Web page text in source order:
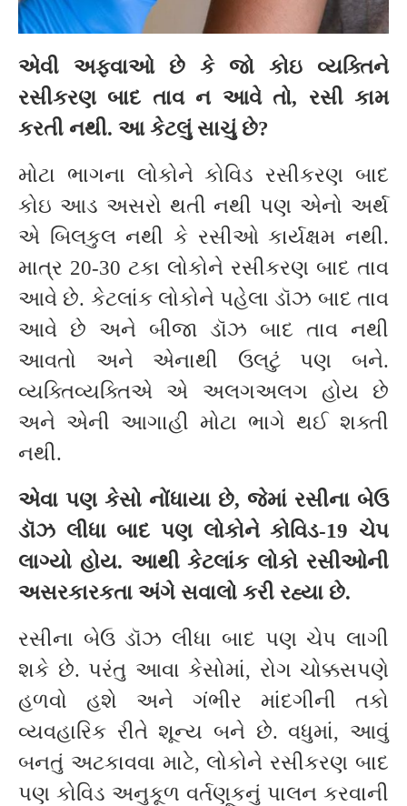
એવી અફવાઓ છે કે જો કોઇ વ્યક્તિને
રસીકરણ બાદ તાવ ન આવે તો, રસી કામ
કરતી નથી. આ કેટલું સાચું છે?
મોટા ભાગના લોકોને કોવિડ રસીકરણ બાદ
કોઇ આડ અસરો થતી નથી પણ એનો અર્થ
એ બિલકુલ નથી કે રસીઓ કાર્યક્ષમ નથી.
માત્ર 20-30 ટકા લોકોને રસીકરણ બાદ તાવ
આવે છે. કેટલાંક લોકોને પહેલા ડૉઝ બાદ તાવ
આવે છે અને બીજા ડૉઝ બાદ તાવ નથી
આવતો અને એનાથી ઉલટું પણ બને.
વ્યક્તિવ્યક્તિએ એ અલગઅલગ હોય છે
અને એની આગાહી મોટા ભાગે થઈ શક્તી
નથી.
એવા પણ કેસો નોંધાયા છે, જેમાં રસીના બેઉ
ડૉઝ લીધા બાદ પણ લોકોને કોવિડ-19 ચેપ
લાગ્યો હોય. આથી કેટલાંક લોકો રસીઓની
અસરકારકતા અંગે સવાલો કરી રહ્યા છે.
રસીના બેઉ ડૉઝ લીધા બાદ પણ ચેપ લાગી
શકે છે. પરંતુ આવા કેસોમાં, રોગ ચોક્કસપણે
હળવો હશે અને ગંભીર માંદગીની તકો
વ્યવહારિક રીતે શૂન્ય બને છે. વધુમાં, આવું
બનતું અટકાવવા માટે, લોકોને રસીકરણ બાદ
પણ કોવિડ અનુકૂળ વર્તણૂકનું પાલન કરવાની